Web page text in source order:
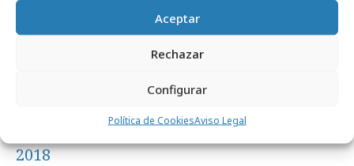
Aceptar
Rechazar
Configurar
Política de CookiesAviso Legal
Jurado y nominados a los Premios Smarties
2018